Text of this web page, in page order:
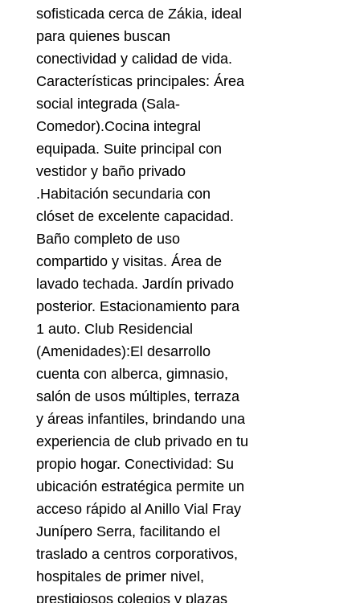
sofisticada cerca de Zákia, ideal
para quienes buscan
conectividad y calidad de vida.
Características principales: Área
social integrada (Sala-
Comedor).Cocina integral
equipada. Suite principal con
vestidor y baño privado
.Habitación secundaria con
clóset de excelente capacidad.
Baño completo de uso
compartido y visitas. Área de
lavado techada. Jardín privado
posterior. Estacionamiento para
1 auto. Club Residencial
(Amenidades):El desarrollo
cuenta con alberca, gimnasio,
salón de usos múltiples, terraza
y áreas infantiles, brindando una
experiencia de club privado en tu
propio hogar. Conectividad: Su
ubicación estratégica permite un
acceso rápido al Anillo Vial Fray
Junípero Serra, facilitando el
traslado a centros corporativos,
hospitales de primer nivel,
prestigiosos colegios y plazas